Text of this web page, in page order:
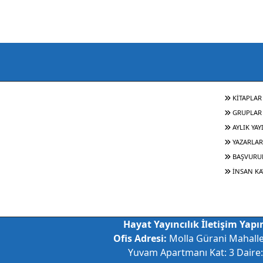
KİTAPLAR
GRUPLAR
AYLIK
YAZARLAR
İNSAN
Hayat Yayıncılık İletişim
Ofis Adresi: Molla Gürani
Yuvam Apartmanı Kat: 3